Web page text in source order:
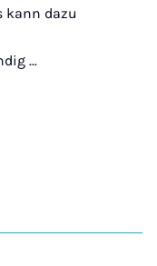
kann dazu
...